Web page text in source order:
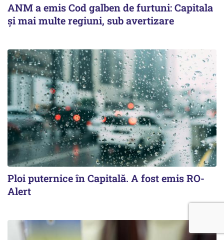
ANM a emis Cod galben de furtuni: Capitala
și mai multe regiuni, sub avertizare
Ploi puternice în Capitală. A fost emis RO-
Alert